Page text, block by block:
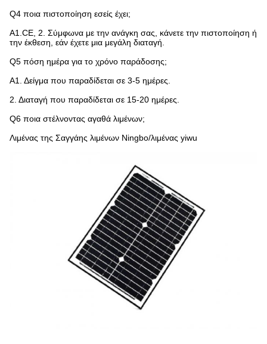
Q4 ποια πιστοποίηση εσείς έχει;
A1.CE, 2. Σύμφωνα με την ανάγκη σας, κάνετε την πιστοποίηση ή
την έκθεση, εάν έχετε μια μεγάλη διαταγή.
Q5 πόση ημέρα για το χρόνο παράδοσης;
Α1. Δείγμα που παραδίδεται σε 3-5 ημέρες.
2. Διαταγή που παραδίδεται σε 15-20 ημέρες.
Q6 ποια στέλνοντας αγαθά λιμένων;
Λιμένας της Σαγγάης λιμένων Ningbo/λιμένας yiwu